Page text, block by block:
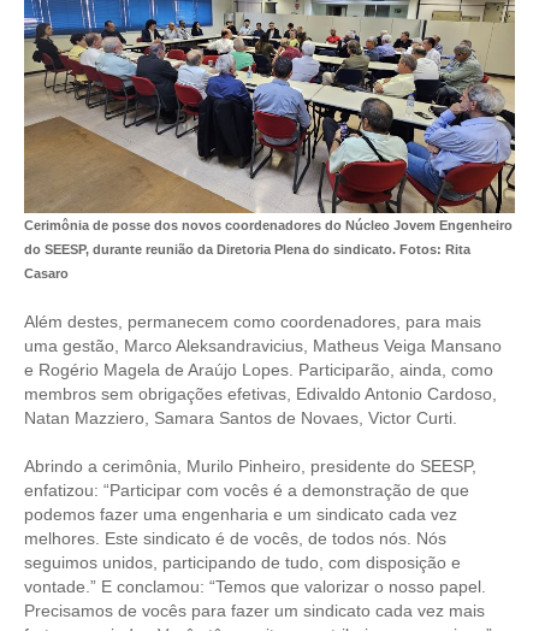
ACORDOS, CONVENÇÕES E DISSÍDIOS
CONTRIBUIÇÕES
CONTRIBUIÇÃO ASSISTENCIAL
CONTRIBUIÇÃO ASSOCIATIVA OU ANUIDADE DE SÓCIO
CONTRIBUIÇÃO SINDICAL URBANA
FGTS EXPURGOS
FGTS CORREÇÃO
LEGISLAÇÃO
LEI 4.950-A/1966 – PISO SALARIAL
LEI 5.194/1966 – REGULAMENTAÇÃO DA PROFISSÃO
LEI 6.496/1977 – ART
RES 1.002/2002 – CÓDIGO DE ÉTICA
Cerimônia de posse dos novos coordenadores do Núcleo Jovem Engenheiro
do SEESP, durante reunião da Diretoria Plena do sindicato. Fotos: Rita
Casaro
Além destes, permanecem como coordenadores, para mais
uma gestão, Marco Aleksandravicius, Matheus Veiga Mansano
e Rogério Magela de Araújo Lopes. Participarão, ainda, como
membros sem obrigações efetivas, Edivaldo Antonio Cardoso,
Natan Mazziero, Samara Santos de Novaes, Victor Curti.
Abrindo a cerimônia, Murilo Pinheiro, presidente do SEESP,
enfatizou: “Participar com vocês é a demonstração de que
podemos fazer uma engenharia e um sindicato cada vez
melhores. Este sindicato é de vocês, de todos nós. Nós
seguimos unidos, participando de tudo, com disposição e
vontade.” E conclamou: “Temos que valorizar o nosso papel.
Precisamos de vocês para fazer um sindicato cada vez mais